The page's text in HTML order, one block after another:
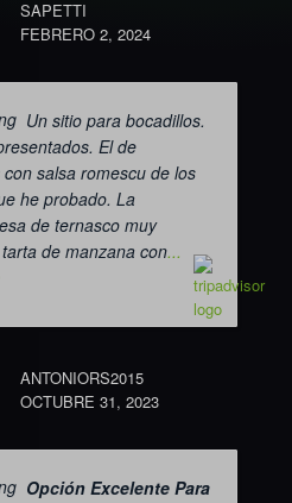
SAPETTI
FEBRERO 2, 2024
Un sitio para bocadillos.
El de
salsa romescu de los
he probado. La
de ternasco muy
de manzana con...
ANTONIORS2015
OCTUBRE 31, 2023
Opción Excelente Para